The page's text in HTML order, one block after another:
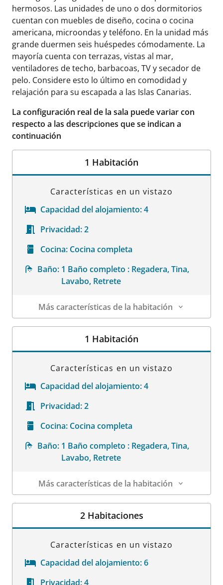
hermosos. Las unidades de uno o dos dormitorios
cuentan con muebles de diseño, cocina o cocina
americana, microondas y teléfono. En la unidad más
grande duermen seis huéspedes cómodamente. La
mayoría cuenta con terrazas, vistas al mar,
ventiladores de techo, barbacoas, TV y secador de
pelo. Considere esto lo último en comodidad y
relajación para su escapada a las Islas Canarias.
La configuración real de la sala puede variar con
respecto a las descripciones que se indican a
continuación
1 Habitación
Características en un vistazo
Capacidad del alojamiento:4
Privacidad:2
Cocina: Cocina completa
Baño: 1 Baño completo : Regadera, Tina,
Lavabo, Retrete
Más características de la habitación
Datos de la habitación
1 Habitación
Características en un vistazo
Capacidad del alojamiento:4
Privacidad:2
Cocina: Cocina completa
Baño: 1 Baño completo : Regadera, Tina,
Lavabo, Retrete
Más características de la habitación
Datos de la habitación
2 Habitaciones
Características en un vistazo
Capacidad del alojamiento:6
Privacidad:4